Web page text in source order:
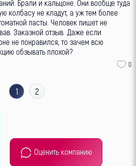
Брали и кальцоне. Они вообще туда
колбасу не кладут, а уж тем более
пасты. Человек пишет не
Заказной отзыв. Даже если
не понравился, то зачем всю
обзывать плохой?
0
1 2
Оценить компанию